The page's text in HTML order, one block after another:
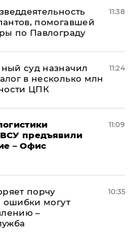
помогавшей
по Павлограду
11:38
суд назначил
в несколько млн
ЦПК
11:24
предъявили
– Офис
11:09
порчу
ошибки могут
–
10:35